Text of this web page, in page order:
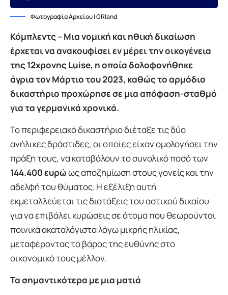
Φωτογραφία Αρχείου | GRland
Κόμπλεντς – Μια νομική και ηθική δικαίωση
έρχεται να ανακουφίσει εν μέρει την οικογένεια
της 12χρονης Luise, η οποία δολοφονήθηκε
άγρια τον Μάρτιο του 2023, καθώς το αρμόδιο
δικαστήριο προχώρησε σε μια απόφαση-σταθμό
για τα γερμανικά χρονικά.
Το περιφερειακό δικαστήριο διέταξε τις δύο
ανήλικες δράστιδες, οι οποίες είχαν ομολογήσει την
πράξη τους, να καταβάλουν το συνολικό ποσό των
144.400 ευρώως αποζημίωση στους γονείς και την
αδελφή του θύματος. Η εξέλιξη αυτή
εκμεταλλεύεται τις διατάξεις του αστικού δικαίου
για να επιβάλει κυρώσεις σε άτομα που θεωρούνται
ποινικά ακαταλόγιστα λόγω μικρής ηλικίας,
μεταφέροντας το βάρος της ευθύνης στο
οικονομικό τους μέλλον.
Τα σημαντικότερα με μια ματιά